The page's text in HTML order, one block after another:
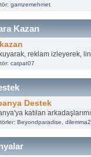
gamzemehmet
Kazan
reklam izleyerek,
catpat07
Destek
katılan
Beyondparadise